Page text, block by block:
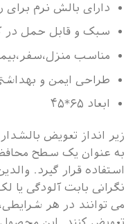
دارای بالش نرم
سبک و قابل حمل در
مناسب
طراحی ایمن و
ابعاد ۶۵*۴۵
زیر انداز تعویض
به عنوان یک سطح
استفاده قرار گیرد.
نگرانی بابت آلودگی
می توانند در هر